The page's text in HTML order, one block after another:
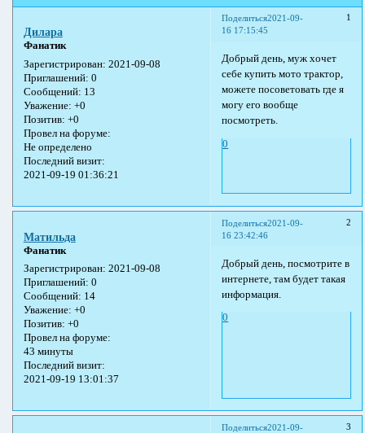
Поделиться 1
2021-09-
16 17:15:45
Дилара
Фанатик
Зарегистрирован: 2021-09-08
Приглашений: 0
Сообщений: 13
Уважение: +0
Позитив: +0
Провел на форуме:
Не определено
Последний визит:
2021-09-19 01:36:21
Добрый день, муж хочет
себе купить мото трактор,
можете посоветовать где я
могу его вообще
посмотреть.
0
Поделиться 2
2021-09-
16 23:42:46
Матильда
Фанатик
Зарегистрирован: 2021-09-08
Приглашений: 0
Сообщений: 14
Уважение: +0
Позитив: +0
Провел на форуме:
43 минуты
Последний визит:
2021-09-19 13:01:37
Добрый день, посмотрите в
интернете, там будет такая
информация.
0
Поделиться 3
2021-09-